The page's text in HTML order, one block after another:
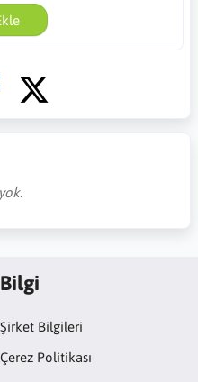
Bilgi
Şirket Bilgileri
Çerez Politikası